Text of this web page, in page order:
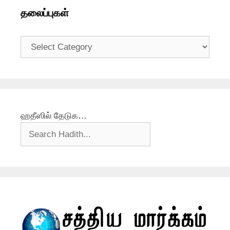
தலைப்புகள்
தலைப்புகள்
ஹதீஸில் தேடுக…